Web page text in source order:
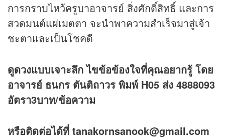
การกราบไหว้ครูบาอาจารย์ สิ่งศักดิ์สิทธิ์ และการ
สวดมนต์แผ่เมตตา จะนำพาความสำเร็จมาสู่เจ้า
ชะตาและเป็นโชคดี
ดูดวงแบบเจาะลึก ไขข้อข้องใจที่คุณอยากรู้ โดย
อาจารย์ ธนกร ตันติถาวร พิมพ์ H05 ส่ง 4888093
อัตรา3บาท/ข้อความ
หรือติดต่อได้ที่ tanakornsanook@gmail.com